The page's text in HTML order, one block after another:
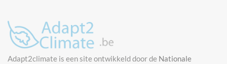
Adapt2climate is een site ontwikkeld door de Nationale